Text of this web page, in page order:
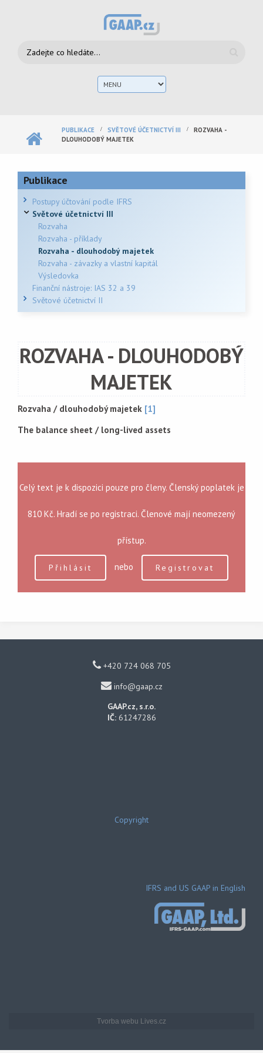
Vyhledávání
PUBLIKACE SVĚTOVÉ ÚČETNICTVÍ III
ROZVAHA -
DLOUHODOBÝ MAJETEK
Publikace
Postupy účtování podle IFRS
Světové účetnictví III
Rozvaha
Rozvaha - příklady
Rozvaha - dlouhodobý majetek
Rozvaha - závazky a vlastní kapitál
Výsledovka
Finanční nástroje: IAS 32 a 39
Světové účetnictví II
ROZVAHA - DLOUHODOBÝ
MAJETEK
Rozvaha / dlouhodobý majetek [1]
The balance sheet / long-lived assets
Celý text je k dispozici pouze pro členy. Členský poplatek je
810 Kč. Hradí se po registraci. Členové mají neomezený
přístup.
Přihlásit nebo Registrovat
+420 724 068 705
info@gaap.cz
GAAP.cz, s.r.o.
IČ: 61247286
Copyright
IFRS and US GAAP in English
Tvorba webu Lives.cz